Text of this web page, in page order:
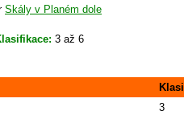
Skály v Planém dole
3 až 6
3